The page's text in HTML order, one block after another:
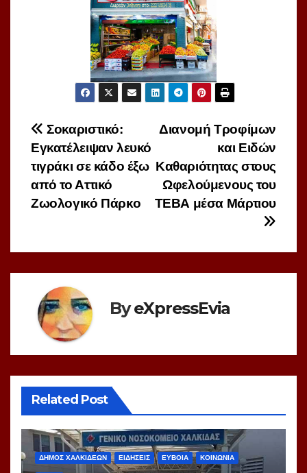
Πλοήγηση
άρθρων
Διανομή Τροφίμων
και Ειδών
Καθαριότητας στους
Ωφελούμενους του
ΤΕΒΑ μέσα Μάρτιου
Σοκαριστικό:
Εγκατέλειψαν λευκό
τιγράκι σε κάδο έξω
από το Αττικό
Ζωολογικό Πάρκο
ByeXpressEvia
Related Post
ΔΗΜΟΣ ΧΑΛΚΙΔΕΩΝ ΕΙΔΗΣΕΙΣ ΕΥΒΟΙΑ ΚΟΙΝΩΝΙΑ